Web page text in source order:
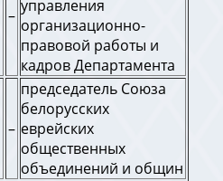
– управления
организационно-
правовой работы и
кадров Департамента
–
председатель Союза
белорусских
еврейских
общественных
объединений и общин